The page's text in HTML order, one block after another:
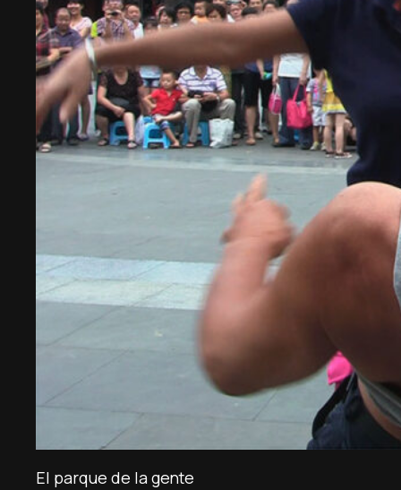
El parque de la gente